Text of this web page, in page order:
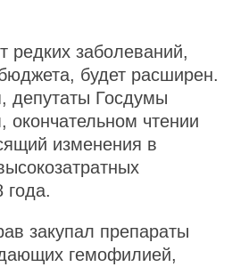
редких заболеваний,
будет расширен.
депутаты Госдумы
окончательном чтении
изменения в
года.
закупал препараты
гемофилией,